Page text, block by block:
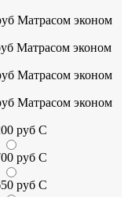
Матрасом эконом
Матрасом эконом
Матрасом эконом
Матрасом эконом
С
С
С